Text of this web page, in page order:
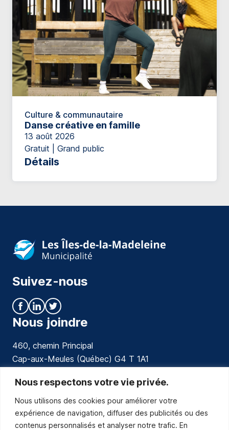
Nous respectons votre vie privée.
Nous utilisons des cookies pour améliorer votre
expérience de navigation, diffuser des publicités ou des
contenus personnalisés et analyser notre trafic. En
Culture & communautaire
Danse créative en famille
13 août 2026
Gratuit | Grand public
Détails
Suivez-nous
Nous joindre
460, chemin Principal
Cap-aux-Meules (Québec) G4 T 1A1
communications@muniles.ca
418 986-3100
Composez le 1 en tout temps pour toutes urgences.